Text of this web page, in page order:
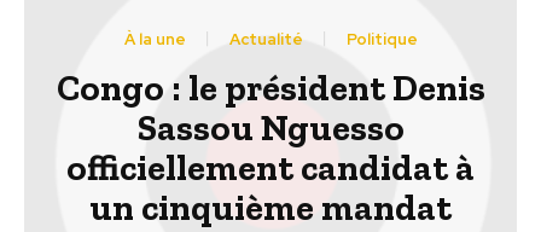
À la une Actualité Politique
Congo : le président Denis
Sassou Nguesso
officiellement candidat à
un cinquième mandat